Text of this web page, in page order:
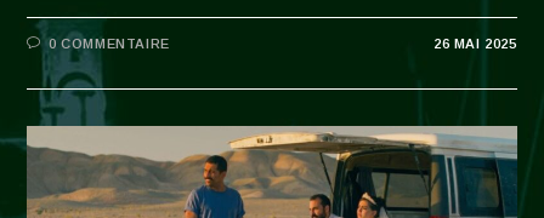
0 COMMENTAIRE 26 MAI 2025